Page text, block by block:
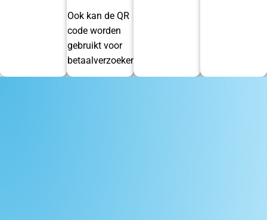
Ook kan de QR
code worden
gebruikt voor
betaalverzoeken.